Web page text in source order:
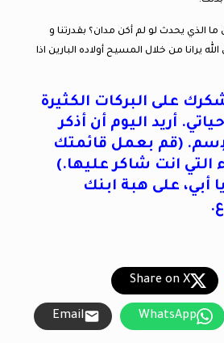
ما الذي يحدث لو لم أكن مدان؟ بقدرتنا و
يرانا من خلال المسيح أولاده البارين اذا
على البركات الكثيرة
أريد اليوم أن أذكر
(قم بعمل قائمتك
التي انت شاكر عليها.)
أبي، على هبة ابنك
Share on X
WhatsApp
Email